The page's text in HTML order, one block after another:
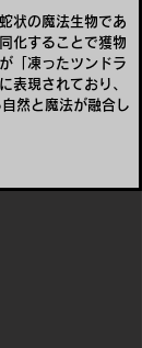
状の魔法生物であ
化することで獲物
「凍ったツンドラ
表現されており、
然と魔法が融合し